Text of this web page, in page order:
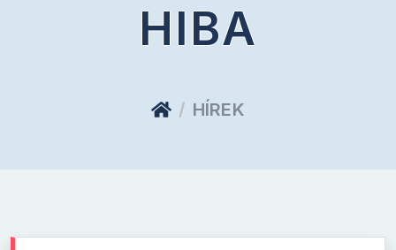
HIBA
HÍREK